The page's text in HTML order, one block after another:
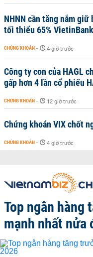
NHNN cần tăng nắm
tối thiểu 65%
CHỨNG KHOÁN - 4 giờ trước
Công ty con của HAGL
gấp hơn 4 lần cổ phiếu
CHỨNG KHOÁN - 12 giờ trước
Chứng khoán VIX chốt
CHỨNG KHOÁN - 4 giờ trước
Top ngân hàng
mạnh nhất nửa